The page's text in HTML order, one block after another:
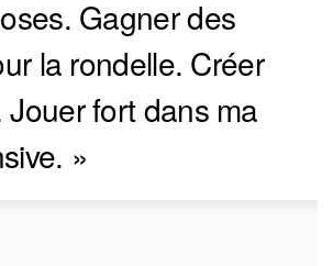
Gagner des
la rondelle. Créer
fort dans ma
»